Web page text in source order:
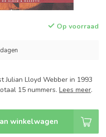
Op voorraad
Julian Lloyd Webber in 1993
15 nummers. Lees meer.
winkelwagen